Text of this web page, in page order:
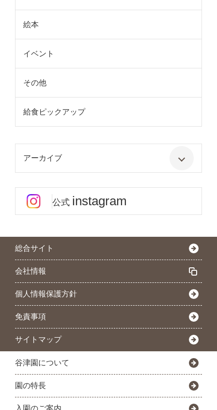
絵本
イベント
その他
給食ピックアップ
アーカイブ
公式 instagram
総合サイト
会社情報
個人情報保護方針
免責事項
サイトマップ
谷津園について
園の特長